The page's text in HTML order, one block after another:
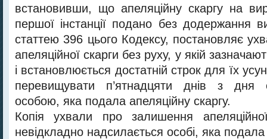
встановивши, що апеляційну скаргу на
першої інстанції подано без додержання
статтею 396 цього Кодексу, постановляє
апеляційної скарги без руху, у якій
і встановлюється достатній строк для їх
перевищувати п’ятнадцяти днів з дня
особою, яка подала апеляційну скаргу.
Копія ухвали про залишення
невідкладно надсилається особі, яка подала